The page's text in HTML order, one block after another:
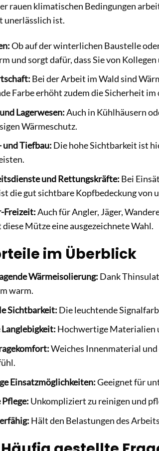
rauen klimatischen Bedingungen
unerlässlich ist.
Ob auf der winterlichen Baustelle
und sorgt dafür, dass Sie von
Bei der Arbeit im Wald sind
Farbe erhöht zudem die Sicherheit im
Lagerwesen:Auch in Kühlhäusern
Wärmeschutz.
und Tiefbau: Die hohe Sichtbarkeit ist
und Rettungskräfte: Bei
die gut sichtbare Kopfbedeckung von
Freizeit:Auch für Angler, Jäger,
diese Mütze eine ausgezeichnete Wahl.
im Überblick
Wärmeisolierung: Dank
warm.
Sichtbarkeit: Die leuchtende
Hochwertige Materialien
Weiches Innenmaterial
Einsatzmöglichkeiten:Geeignet für
Pflege: Unkompliziert zu reinigen und
Hält den Belastungen des